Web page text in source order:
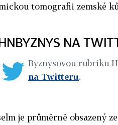
tomografii zemské
NA
Byznysovou rubriku
na Twitteru.
je průměrně obsazený